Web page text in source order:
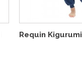
Requin Kigurumi